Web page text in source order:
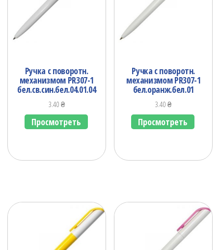
Ручка с поворотн.
механизмом PR307-1
бел.св.син.бел.04.01.04
3.40₴
Просмотреть
Ручка с поворотн.
механизмом PR307-1
бел.оранж.бел.01
3.40₴
Просмотреть